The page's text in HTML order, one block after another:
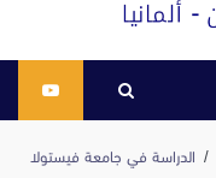
الدراسة في جامعة فيستولا